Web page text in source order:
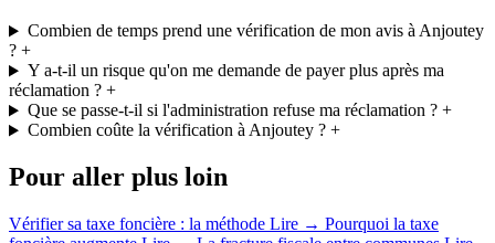
Combien de temps prend une vérification de mon avis à Anjoutey
? +
Y a-t-il un risque qu'on me demande de payer plus après ma
réclamation ? +
Que se passe-t-il si l'administration refuse ma réclamation ?+
Combien coûte la vérification à Anjoutey ?+
Pour aller plus loin
Vérifier sa taxe foncière : la méthode Lire → Pourquoi la taxe